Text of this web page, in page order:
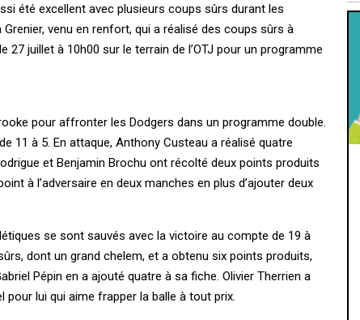
été excellent avec plusieurs coups sûrs durant les
venu en renfort, qui a réalisé des coups sûrs à
juillet à 10h00 sur le terrain de l’OTJ pour un programme
pour affronter les Dodgers dans un programme double.
11 à 5. En attaque, Anthony Custeau a réalisé quatre
et Benjamin Brochu ont récolté deux points produits
à l’adversaire en deux manches en plus d’ajouter deux
se sont sauvés avec la victoire au compte de 19 à
dont un grand chelem, et a obtenu six points produits,
Pépin en a ajouté quatre à sa fiche. Olivier Therrien a
lui qui aime frapper la balle à tout prix.